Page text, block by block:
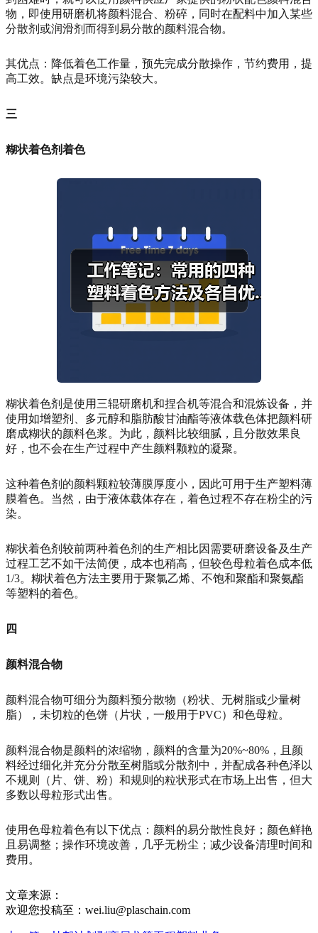
物，即使用研磨机将颜料混合、粉碎，同时在配料中加入某些
分散剂或润滑剂而得到易分散的颜料混合物。
其优点：降低着色工作量，预先完成分散操作，节约费用，提
高工效。缺点是环境污染较大。
三
糊状着色剂着色
糊状着色剂是使用三辊研磨机和捏合机等混合和混炼设备，并
使用如增塑剂、多元醇和脂肪酸甘油酯等液体载色体把颜料研
磨成糊状的颜料色浆。为此，颜料比较细腻，且分散效果良
好，也不会在生产过程中产生颜料颗粒的凝聚。
这种着色剂的颜料颗粒较薄膜厚度小，因此可用于生产塑料薄
膜着色。当然，由于液体载体存在，着色过程不存在粉尘的污
染。
糊状着色剂较前两种着色剂的生产相比因需要研磨设备及生产
过程工艺不如干法简便，成本也稍高，但较色母粒着色成本低
1/3。糊状着色方法主要用于聚氯乙烯、不饱和聚酯和聚氨酯
等塑料的着色。
四
颜料混合物
颜料混合物可细分为颜料预分散物（粉状、无树脂或少量树
脂），未切粒的色饼（片状，一般用于PVC）和色母粒。
颜料混合物是颜料的浓缩物，颜料的含量为20%~80%，且颜
料经过细化并充分分散至树脂或分散剂中，并配成各种色泽以
不规则（片、饼、粉）和规则的粒状形式在市场上出售，但大
多数以母粒形式出售。
使用色母粒着色有以下优点：颜料的易分散性良好；颜色鲜艳
且易调整；操作环境改善，几乎无粉尘；减少设备清理时间和
费用。
文章来源：
欢迎您投稿至：wei.liu@plaschain.com